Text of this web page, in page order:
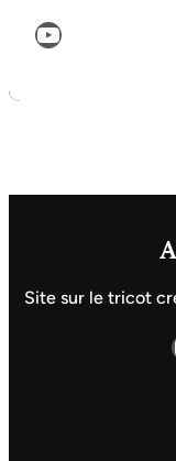
YouTube
Site sur le tricot